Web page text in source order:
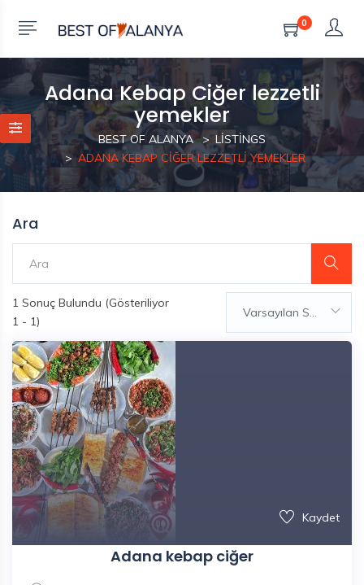
0
Adana Kebap Ciğer lezzetli
yemekler
BEST OF ALANYA
LISTINGS
ADANA KEBAP CIĞER LEZZETLI YEMEKLER
Ara
1 Sonuç Bulundu (Gösteriliyor
1 - 1)
Varsayılan Sıralama
Kaydet
Adana kebap ciğer